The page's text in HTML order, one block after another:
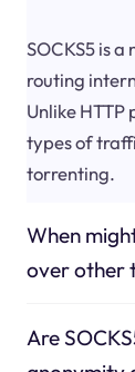
SOCKS5 is
routing
Unlike HTTP
types of
torrenting.
When
over other
Are